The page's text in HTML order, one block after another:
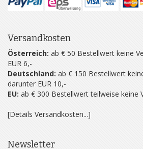
Versandkosten
Österreich: ab € 50 Bestellwert keine
EUR 6,-
Deutschland: ab € 150 Bestellwert
darunter EUR 10,-
EU: ab € 300 Bestellwert teilweise keine
[Details Versandkosten...]
Newsletter